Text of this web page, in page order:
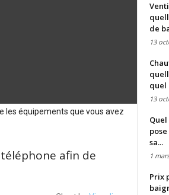
les équipements que vous avez
afin de
de
13
quel
13
sa...
1
Prix